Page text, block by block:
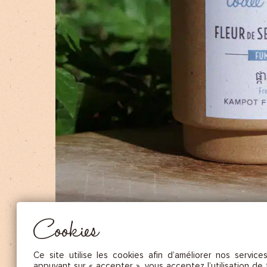
NOS SAUCES
NOS MOUTARDES
NOS ÉPICES GOURMANDES
NOS TISANES
Cookies
Ce site utilise les cookies afin d’améliorer nos
Essentiel
CES COOKIES SONT NÉCESSAIRES AU BON FONCTIONNEMENT DU SITE. ILS NE PEUVENT PAS
DÉSACTIVÉS.
Ces cookies nous permettent de mesurer le nombre de visites, de
d’établir des statistiques afin d’en améliorer la qualité, l’ergonomie et
performance.
Les cookies marketing sont utilisés pour effectuer le suivi des